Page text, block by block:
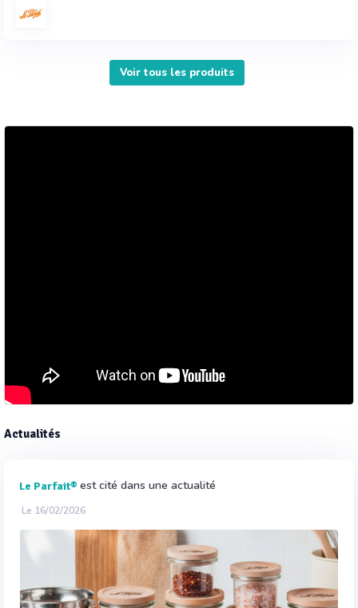
Voir tous les produits
Actualités
Le Parfait® est cité dans une actualité
Le 16/02/2026